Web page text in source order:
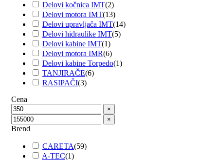
Delovi kočnica IMT(2)
Delovi motora IMT(13)
Delovi upravljača IMT(14)
Delovi hidraulike IMT(5)
Delovi kabine IMT(1)
Delovi motora IMR(6)
Delovi kabine Torpedo(1)
TANJIRAČE(6)
RASIPAČI(3)
Cena
×
×
Brend
CARETA(59)
A-TEC(1)